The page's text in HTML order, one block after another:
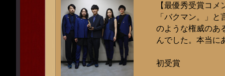
【最優秀受賞コメ
「バクマン。」
のような権威のあ
んでした。本当に
初受賞